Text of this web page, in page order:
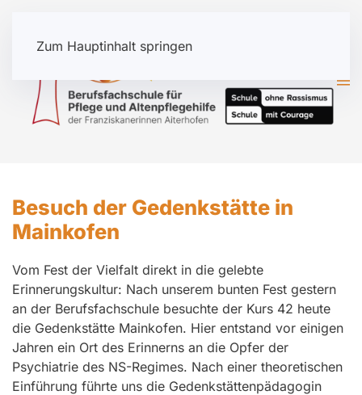
Zum Hauptinhalt springen
Besuch der Gedenkstätte in
Mainkofen
Vom Fest der Vielfalt direkt in die gelebte
Erinnerungskultur: Nach unserem bunten Fest gestern
an der Berufsfachschule besuchte der Kurs 42 heute
die Gedenkstätte Mainkofen. Hier entstand vor einigen
Jahren ein Ort des Erinnerns an die Opfer der
Psychiatrie des NS-Regimes. Nach einer theoretischen
Einführung führte uns die Gedenkstättenpädagogin